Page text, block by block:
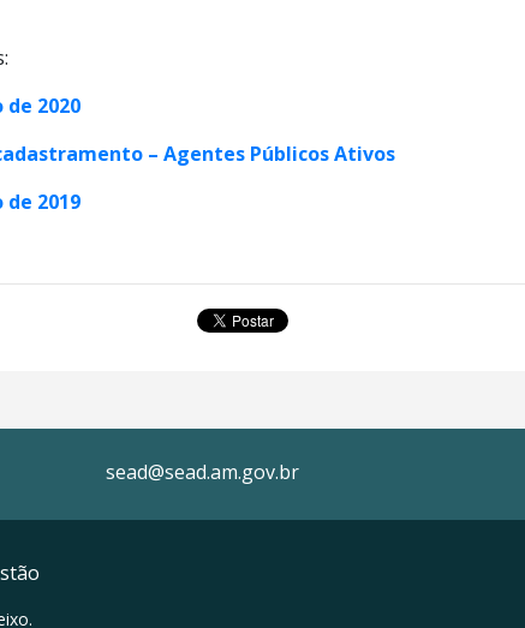
de 2020
– Agentes Públicos Ativos
de 2019
sead@sead.am.gov.br